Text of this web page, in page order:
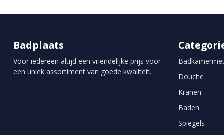
Badplaats
Voor iedereen altijd een vriendelijke prijs voor
een uniek assortiment van goede kwaliteit.
Douche
Kranen
Baden
Spiegels